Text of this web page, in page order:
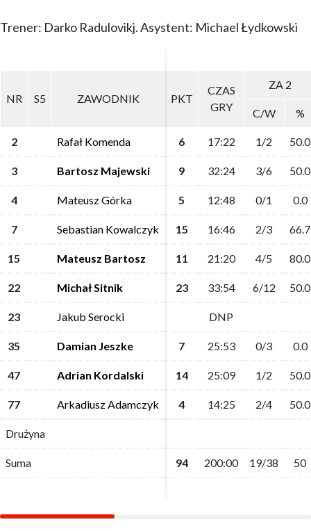
Trener: Darko Radulovikj. Asystent: Michael Łydkowski
NR S5 ZAWODNIK PKT
CZAS
GRY
ZA 2
C/W %
2 Rafał Komenda 6 17:22 1/2 50.0
3 Bartosz Majewski 9 32:24 3/6 50.0
4 Mateusz Górka 5 12:48 0/1 0.0
7 Sebastian Kowalczyk 15 16:46 2/3 66.7
15 Mateusz Bartosz 11 21:20 4/5 80.0
22 Michał Sitnik 23 33:54 6/12 50.0
23 Jakub Serocki DNP
35 Damian Jeszke 7 25:53 0/3 0.0
47 Adrian Kordalski 14 25:09 1/2 50.0
77 Arkadiusz Adamczyk 4 14:25 2/4 50.0
Drużyna
Suma 94 200:00 19/38 50
NR S5 ZAWODNIK PKT
CZAS
GRY
ZA 2
C/W %
2 Rafał Komenda 6 17:22 1/2 50.0
3 Bartosz Majewski 9 32:24 3/6 50.0
4 Mateusz Górka 5 12:48 0/1 0.0
7 Sebastian Kowalczyk 15 16:46 2/3 66.7
15 Mateusz Bartosz 11 21:20 4/5 80.0
22 Michał Sitnik 23 33:54 6/12 50.0
23 Jakub Serocki DNP
35 Damian Jeszke 7 25:53 0/3 0.0
47 Adrian Kordalski 14 25:09 1/2 50.0
77 Arkadiusz Adamczyk 4 14:25 2/4 50.0
Drużyna
Suma 94 200:00 19/38 50